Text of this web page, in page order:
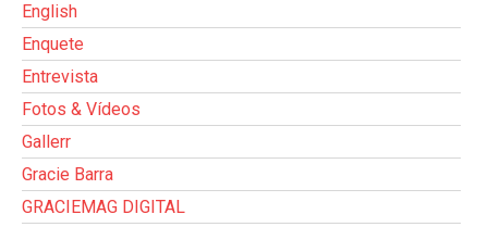
English
Enquete
Entrevista
Fotos & Vídeos
Gallerr
Gracie Barra
GRACIEMAG DIGITAL